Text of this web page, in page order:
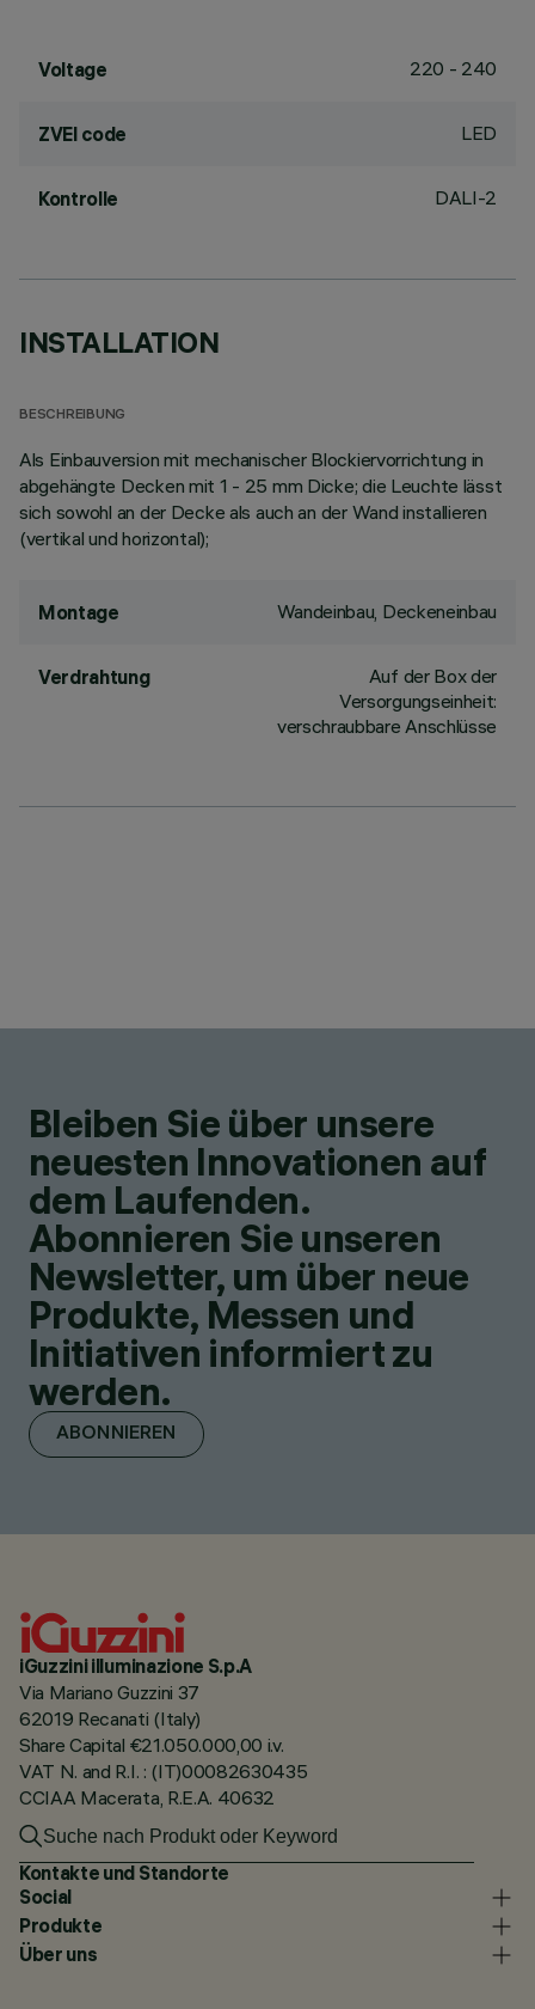
Voltage 220 - 240
ZVEI code LED
Kontrolle DALI-2
INSTALLATION
BESCHREIBUNG
Als Einbauversion mit mechanischer Blockiervorrichtung in
abgehängte Decken mit 1 - 25 mm Dicke; die Leuchte lässt
sich sowohl an der Decke als auch an der Wand installieren
(vertikal und horizontal);
Montage Wandeinbau, Deckeneinbau
Verdrahtung
Auf der Box der
Versorgungseinheit:
verschraubbare Anschlüsse
Bleiben Sie über unsere
neuesten Innovationen auf
dem Laufenden.
Abonnieren Sie unseren
Newsletter, um über neue
Produkte, Messen und
Initiativen informiert zu
werden.
ABONNIEREN
iGuzzini illuminazione S.p.A
Via Mariano Guzzini 37
62019 Recanati (Italy)
Share Capital €21.050.000,00 i.v.
VAT N. and R.I. : (IT)00082630435
CCIAA Macerata, R.E.A. 40632
Kontakte und Standorte
Social
Produkte
Über uns